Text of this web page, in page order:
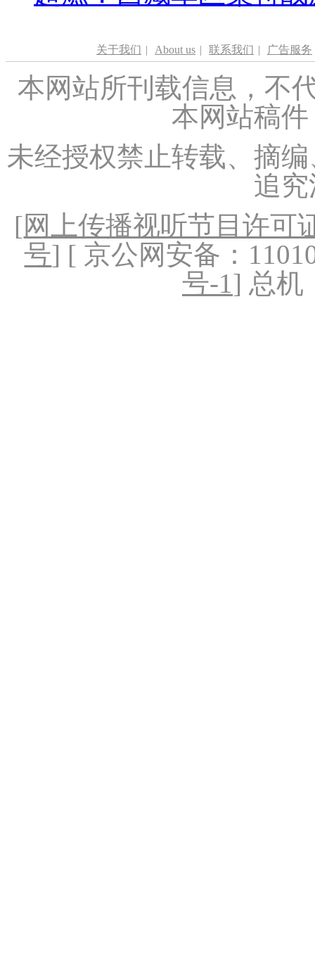
关于我们 | About us | 联系我们 | 广告服务
本网站所刊载信息，不
本网站稿
未经授权禁止转载、摘
追
[网上传播视听节目许可
号] [ 京公网安备：
号-1] 总机